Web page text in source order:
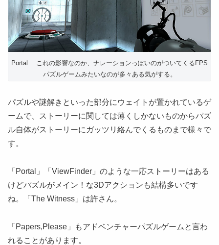
Portal これの影響なのか、ナレーションっぽいのがついてくるFPS
パズルゲームみたいなのが多々ある気がする。
パズルや謎解きといった部分にウェイトが置かれているゲ
ームで、ストーリーに関しては薄くしかないものからパズ
ル自体がストーリーにガッツリ絡んでくるものまで様々で
す。
「Portal」「ViewFinder」のような一応ストーリーはある
けどパズルがメイン！な3Dアクションも結構多いです
ね。「The Witness」は許さん。
「Papers,Please」もアドベンチャーパズルゲームと言わ
れることがあります。